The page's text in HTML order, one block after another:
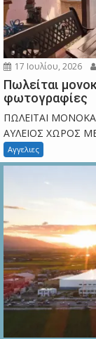
17 Ιουλίου, 2026
Πωλείται
φωτογραφίες
ΠΩΛΕΙΤΑΙ
ΑΥΛΕΙΟΣ ΧΩΡΟΣ
Αγγελιες